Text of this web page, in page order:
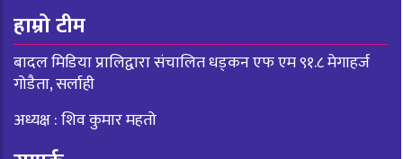
हाम्रो टीम
बादल मिडिया प्रालिद्वारा संचालित धड्कन एफ एम ९१.८ मेगाहर्ज
गोडैता, सर्लाही
अध्यक्ष : शिव कुमार महतो